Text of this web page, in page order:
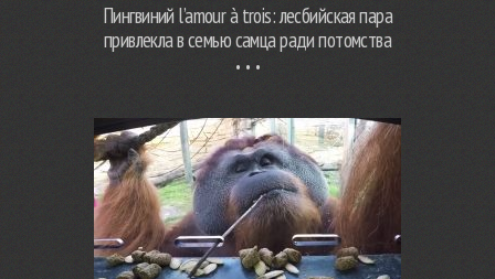
Пингвиний l’amour à trois: лесбийская пара
привлекла в семью самца ради потомства